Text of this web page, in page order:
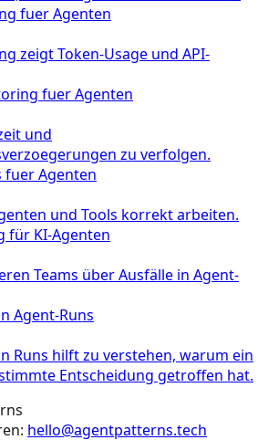
fuer Agenten
zeigt Token-Usage und API-
fuer Agenten
und
zu verfolgen.
fuer Agenten
und Tools korrekt arbeiten.
für KI-Agenten
Teams über Ausfälle in Agent-
Agent-Runs
Runs hilft zu verstehen, warum ein
Entscheidung getroffen hat.
hello@agentpatterns.tech